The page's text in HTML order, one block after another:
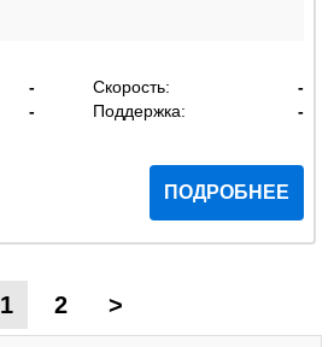
- Скорость:
-
- Поддержка: -
ПОДРОБНЕЕ
1 2 >